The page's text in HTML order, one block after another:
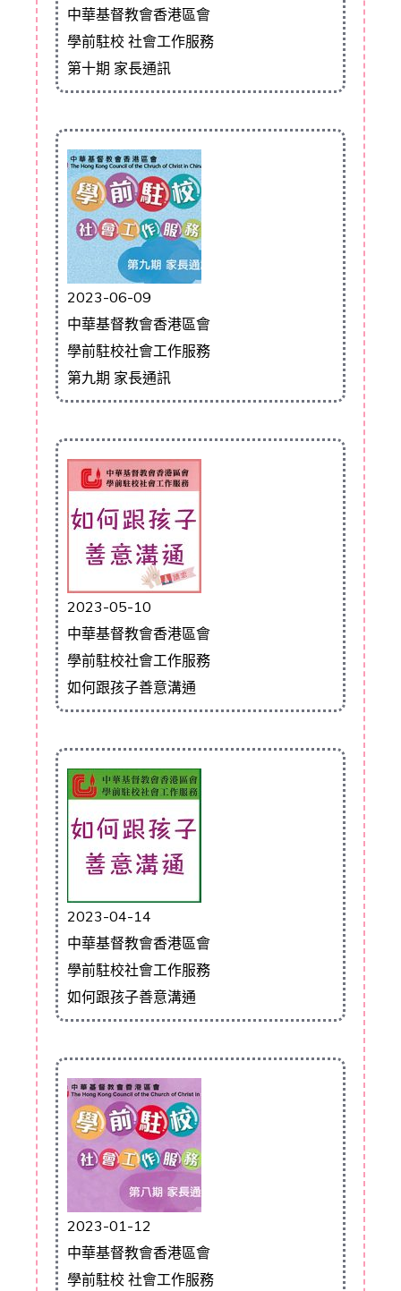
中華基督教會香港區會
學前駐校 社會工作服務
第十期 家長通訊
2023-06-09
中華基督教會香港區會
學前駐校社會工作服務
第九期 家長通訊
2023-05-10
中華基督教會香港區會
學前駐校社會工作服務
如何跟孩子善意溝通
2023-04-14
中華基督教會香港區會
學前駐校社會工作服務
如何跟孩子善意溝通
2023-01-12
中華基督教會香港區會
學前駐校 社會工作服務